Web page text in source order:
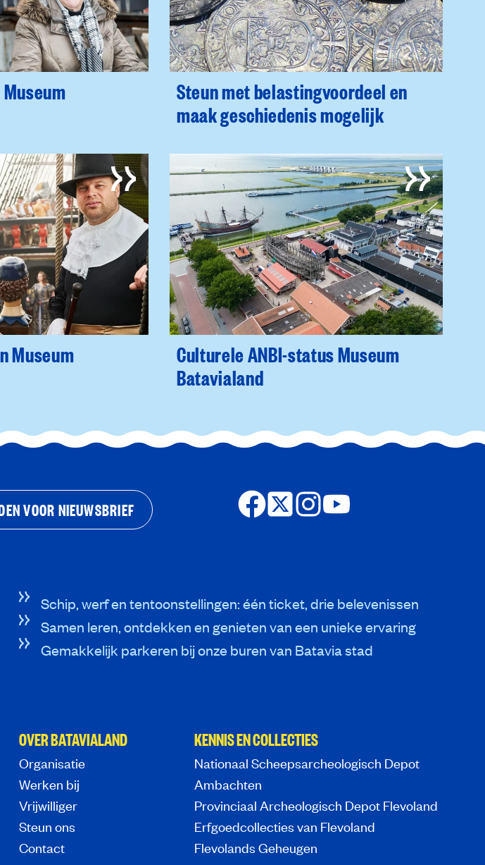
Steun met belastingvoordeel en
maak geschiedenis mogelijk
Museum
Culturele ANBI-status Museum
Batavialand
VOOR NIEUWSBRIEF
Schip, werf en tentoonstellingen: één ticket, drie belevenissen
Samen leren, ontdekken en genieten van een unieke ervaring
Gemakkelijk parkeren bij onze buren van Batavia stad
OVER BATAVIALAND
Organisatie
Werken bij
Vrijwilliger
Steun ons
Contact
KENNIS EN COLLECTIES
Nationaal Scheepsarcheologisch Depot
Ambachten
Provinciaal Archeologisch Depot Flevoland
Erfgoedcollecties van Flevoland
Flevolands Geheugen